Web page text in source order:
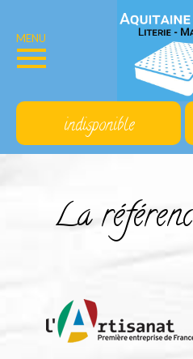
MENU
indisponible
La